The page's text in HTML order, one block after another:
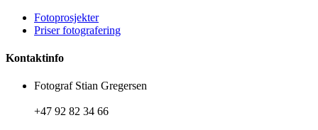
Fotoprosjekter
Priser fotografering
Kontaktinfo
Fotograf Stian Gregersen
+47 92 82 34 66